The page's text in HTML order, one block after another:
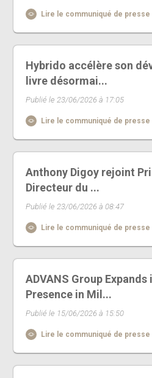
Lire le communiqué de presse
Hybrido accélère son
livre désormai...
Publié le 23/06/2026 à 17:05
Lire le communiqué de presse
Anthony Digoy rejoint
Directeur du ...
Publié le 23/06/2026 à 08:47
Lire le communiqué de presse
ADVANS Group
Presence in Mil...
Publié le 15/06/2026 à 15:50
Lire le communiqué de presse